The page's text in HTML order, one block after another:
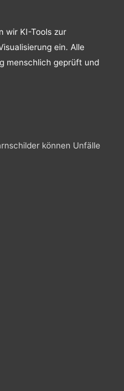
wir KI-Tools zur
ein. Alle
menschlich geprüft und
können Unfälle